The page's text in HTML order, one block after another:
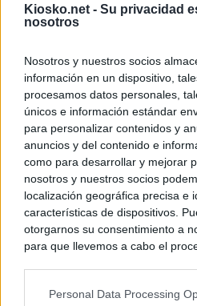
Kiosko.net - Su privacidad
nosotros
Nosotros y nuestros socios
información en un dispositivo,
procesamos datos personales,
únicos e información estándar
para personalizar contenidos y
anuncios y del contenido e
como para desarrollar y mejorar
nosotros y nuestros socios
localización geográfica precisa e
características de dispositivos.
otorgarnos su consentimiento a
para que llevemos a cabo el
negar su consentimiento. Tenga
Personal Data Processing